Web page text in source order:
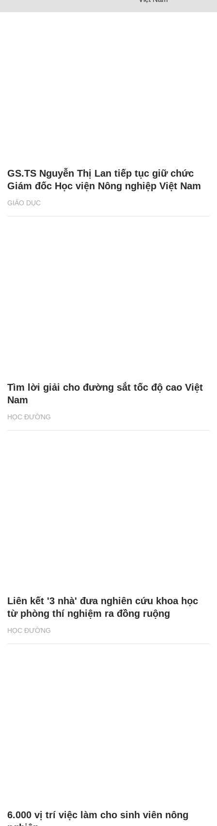
GIÁO DỤC
GS.TS Nguyễn Thị Lan tiếp tục giữ chức
Giám đốc Học viện Nông nghiệp Việt Nam
HỌC ĐƯỜNG
Tìm lời giải cho đường sắt tốc độ cao Việt
Nam
HỌC ĐƯỜNG
Liên kết '3 nhà' đưa nghiên cứu khoa học
từ phòng thí nghiệm ra đồng ruộng
6.000 vị trí việc làm cho sinh viên nông